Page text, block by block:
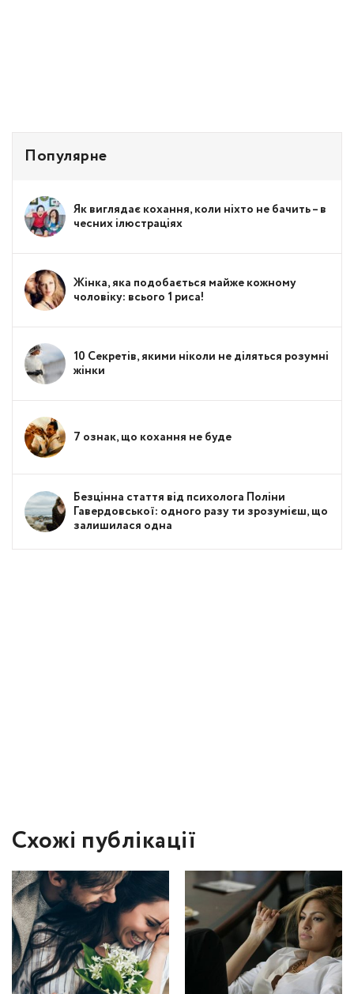
Популярне
Як виглядає кохання, коли ніхто не бачить – в
чесних ілюстраціях
Жінка, яка подобається майже кожному
чоловіку: всього 1 риса!
10 Секретів, якими ніколи не діляться розумні
жінки
7 ознак, що кохання не буде
Безцінна стаття від психолога Поліни
Гавердовської: одного разу ти зрозумієш, що
залишилася одна
Схожі публікації